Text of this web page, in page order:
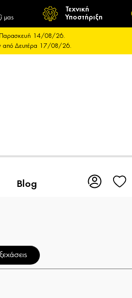
μας
Τεχνική
Υποστήριξη
Παρασκευή 14/08/26.
από Δευτέρα 17/08/26.
Blog